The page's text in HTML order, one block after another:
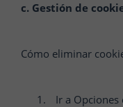
c. Gestión de
Cómo eliminar
Ir a